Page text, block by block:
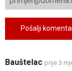
Pošalji
Bauštelac prije 3